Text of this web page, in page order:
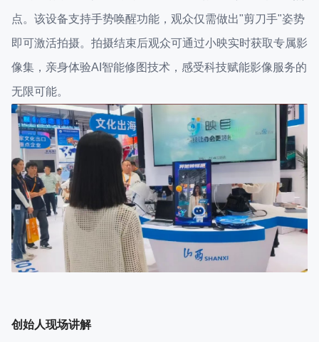
点。该设备支持手势唤醒功能，观众仅需做出"剪刀手"姿势
即可激活拍摄。拍摄结束后观众可通过小映实时获取专属影
像集，亲身体验AI智能修图技术，感受科技赋能影像服务的
无限可能。
创始人现场讲解